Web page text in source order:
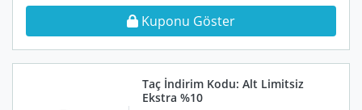
Kuponu Göster
Taç İndirim Kodu: Alt Limitsiz
Ekstra %10